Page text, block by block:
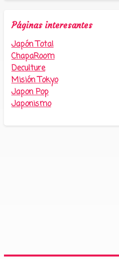
Páginas interesantes
Japón Total
ChapaRoom
Deculture
Misión Tokyo
Japon Pop
Japonismo